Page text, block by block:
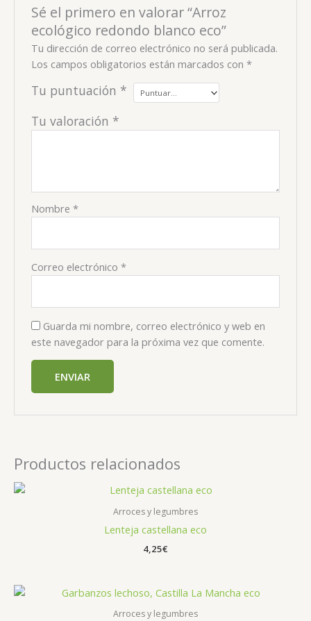
Sé el primero en valorar “Arroz
ecológico redondo blanco eco”
Tu dirección de correo electrónico no será publicada.
Los campos obligatorios están marcados con*
Tu puntuación *
Tu valoración *
Nombre*
Correo electrónico*
Guarda mi nombre, correo electrónico y web en
este navegador para la próxima vez que comente.
Productos relacionados
Arroces y legumbres
Lenteja castellana eco
4,25€
Arroces y legumbres